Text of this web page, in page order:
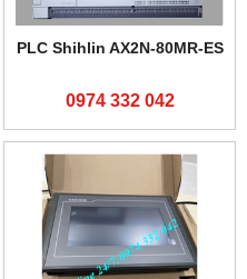
PLC Shihlin AX2N-80MR-ES
0974 332 042